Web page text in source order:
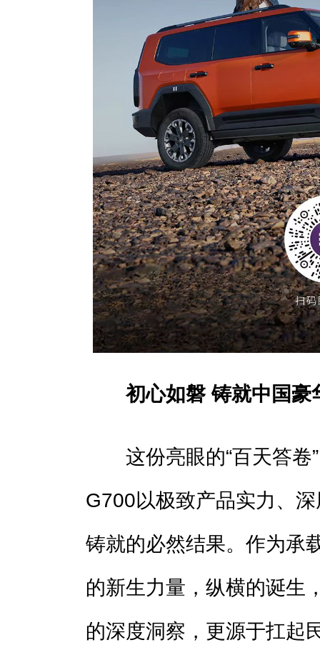
初心如磐 铸就中国豪
这份亮眼的“百天答卷”
G700以极致产品实力、
铸就的必然结果。作为承
的新生力量，纵横的诞生
的深度洞察，更源于扛起